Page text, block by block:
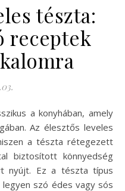
tészta:
receptek
Az élesztős leveles
a tészta rétegezett
biztosított könnyedség
nyújt. Ez a tészta típus
szó édes vagy sós